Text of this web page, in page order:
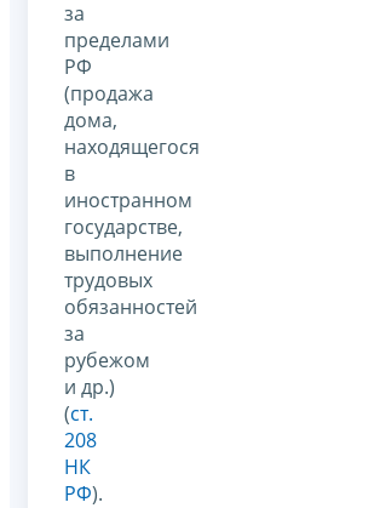
за
пределами
РФ
(продажа
дома,
находящегося
в
иностранном
государстве,
выполнение
трудовых
обязанностей
за
рубежом
и др.)
(ст.
208
НК
РФ).